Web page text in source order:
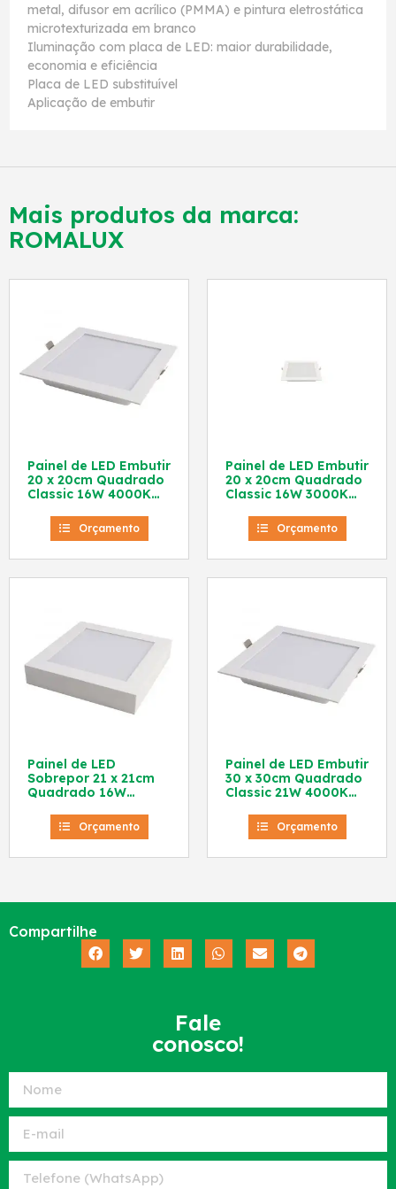
metal, difusor em acrílico (PMMA) e pintura eletrostática
microtexturizada em branco
Iluminação com placa de LED: maior durabilidade,
economia e eficiência
Placa de LED substituível
Aplicação de embutir
Mais produtos da marca:
ROMALUX
Painel de LED Embutir
20 x 20cm Quadrado
Classic 16W 4000K
Orçamento
Painel de LED Embutir
20 x 20cm Quadrado
Classic 16W 3000K
Orçamento
Painel de LED
Sobrepor 21 x 21cm
Quadrado 16W
Orçamento
Painel de LED Embutir
30 x 30cm Quadrado
Classic 21W 4000K
Orçamento
Compartilhe
Fale
conosco!